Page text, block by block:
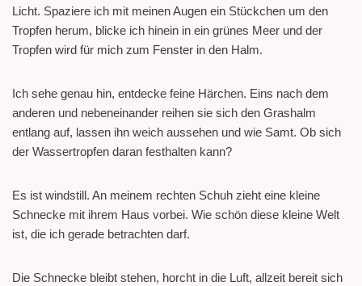
Licht. Spaziere ich mit meinen Augen ein Stückchen um den
Tropfen herum, blicke ich hinein in ein grünes Meer und der
Tropfen wird für mich zum Fenster in den Halm.
Ich sehe genau hin, entdecke feine Härchen. Eins nach dem
anderen und nebeneinander reihen sie sich den Grashalm
entlang auf, lassen ihn weich aussehen und wie Samt. Ob sich
der Wassertropfen daran festhalten kann?
Es ist windstill. An meinem rechten Schuh zieht eine kleine
Schnecke mit ihrem Haus vorbei. Wie schön diese kleine Welt
ist, die ich gerade betrachten darf.
Die Schnecke bleibt stehen, horcht in die Luft, allzeit bereit sich